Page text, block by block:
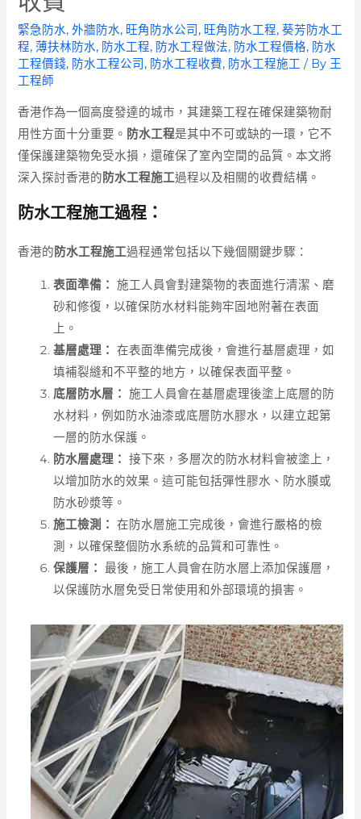
緊急防水,外牆防水, 旺角防水公司 , 旺角防水工程,葵芳防水工
程,薄扶林防水, 防水工程, 防水工程做法, 防水工程價格, 防水
工程價錢, 防水工程公司 , 防水工程收費, 防水工程施工 / By 王
工程師
香港作為一個高度發達的城市，其建築工程在確保建築物耐
用性方面十分重要。 防水工程是其中不可或缺的一環，它不
僅保護建築物免受水損，還確保了室內空間的品質。本文將
深入探討香港的防水工程施工過程以及相關的收費結構。
防水工程施工過程：
香港的防水工程施工過程通常包括以下幾個關鍵步驟：
表面準備： 施工人員會對建築物的表面進行清潔、磨
砂和修復，以確保防水材料能夠牢固地附著在表面
上。
基層處理： 在表面準備完成後，會進行基層處理，如
填補裂縫和不平整的地方，以確保表面平整。
底層防水層： 施工人員會在基層處理後塗上底層的防
水材料，例如防水油漆或底層防水膠水，以建立起第
一層的防水保護。
防水層處理： 接下來，多層次的防水材料會被塗上，
以增加防水的效果。這可能包括彈性膠水、防水膜或
防水砂漿等。
施工檢測： 在防水層施工完成後，會進行嚴格的檢
測，以確保整個防水系統的品質和可靠性。
保護層：
最後，施工人員會在防水層上添加保護層，
以保護防水層免受日常使用和外部環境的損害。